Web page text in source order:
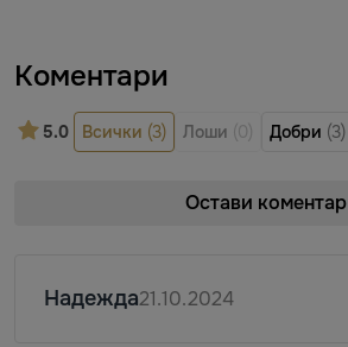
Коментари
5.0 Всички (3) Лоши (0) Добри (3)
Остави коментар
Надежда21.10.2024